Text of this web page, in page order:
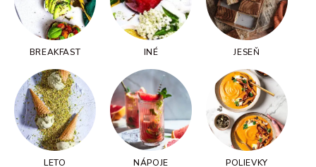
BREAKFAST INÉ JESEŇ
LETO NÁPOJE POLIEVKY